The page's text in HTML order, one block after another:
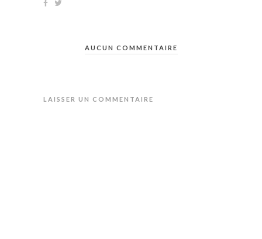
AUCUN COMMENTAIRE
LAISSER UN COMMENTAIRE